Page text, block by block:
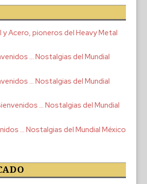
y Acero, pioneros del Heavy Metal
… Nostalgias del Mundial
… Nostalgias del Mundial
… Nostalgias del Mundial
… Nostalgias del Mundial México